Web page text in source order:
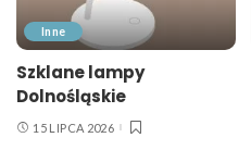
Inne
Szklane lampy
Dolnośląskie
15 LIPCA 2026